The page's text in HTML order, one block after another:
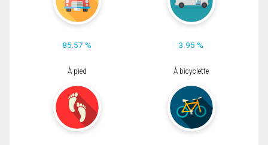
85.57 % 3.95 %
À pied À bicyclette